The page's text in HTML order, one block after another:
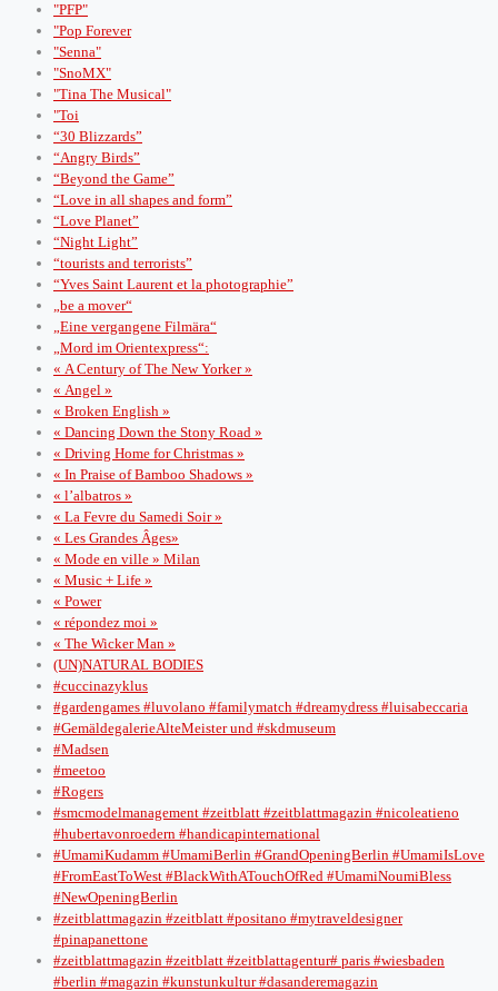
"PFP"
"Pop Forever
"Senna"
"SnoMX"
"Tina The Musical"
"Toi
“30 Blizzards”
“Angry Birds”
“Beyond the Game”
“Love in all shapes and form”
“Love Planet”
“Night Light”
“tourists and terrorists”
“Yves Saint Laurent et la photographie”
„be a mover“
„Eine vergangene Filmära“
„Mord im Orientexpress“:
« A Century of The New Yorker »
« Angel »
« Broken English »
« Dancing Down the Stony Road »
« Driving Home for Christmas »
« In Praise of Bamboo Shadows »
« l’albatros »
« La Fevre du Samedi Soir »
« Les Grandes Âges»
« Mode en ville » Milan
« Music + Life »
« Power
« répondez moi »
« The Wicker Man »
(UN)NATURAL BODIES
#cuccinazyklus
#gardengames #luvolano #familymatch #dreamydress #luisabeccaria
#GemäldegalerieAlteMeister und #skdmuseum
#Madsen
#meetoo
#Rogers
#smcmodelmanagement #zeitblatt #zeitblattmagazin #nicoleatieno
#hubertavonroedern #handicapinternational
#UmamiKudamm #UmamiBerlin #GrandOpeningBerlin #UmamiIsLove
#FromEastToWest #BlackWithATouchOfRed #UmamiNoumiBless
#NewOpeningBerlin
#zeitblattmagazin #zeitblatt #positano #mytraveldesigner
#pinapanettone
#zeitblattmagazin #zeitblatt #zeitblattagentur# paris #wiesbaden
#berlin #magazin #kunstunkultur #dasanderemagazin